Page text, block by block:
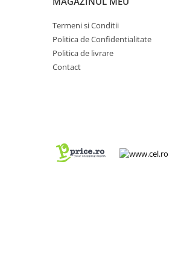
Termeni si Conditii
Politica de Confidentialitate
Politica de livrare
Contact